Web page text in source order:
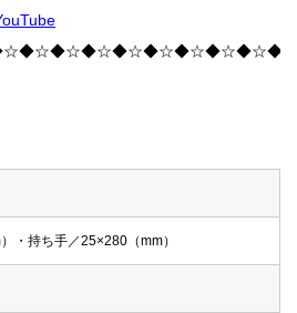
・持ち手／25×280（mm）